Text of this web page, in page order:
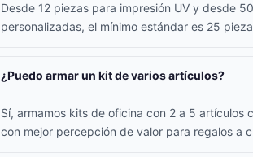
Desde 12 piezas para impresión UV y desde
personalizadas, el mínimo estándar es 25
¿Puedo armar un kit de varios artículos?
Sí, armamos kits de oficina con 2 a 5 artículos
con mejor percepción de valor para regalos a